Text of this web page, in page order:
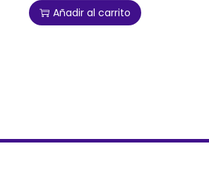
Añadir al carrito